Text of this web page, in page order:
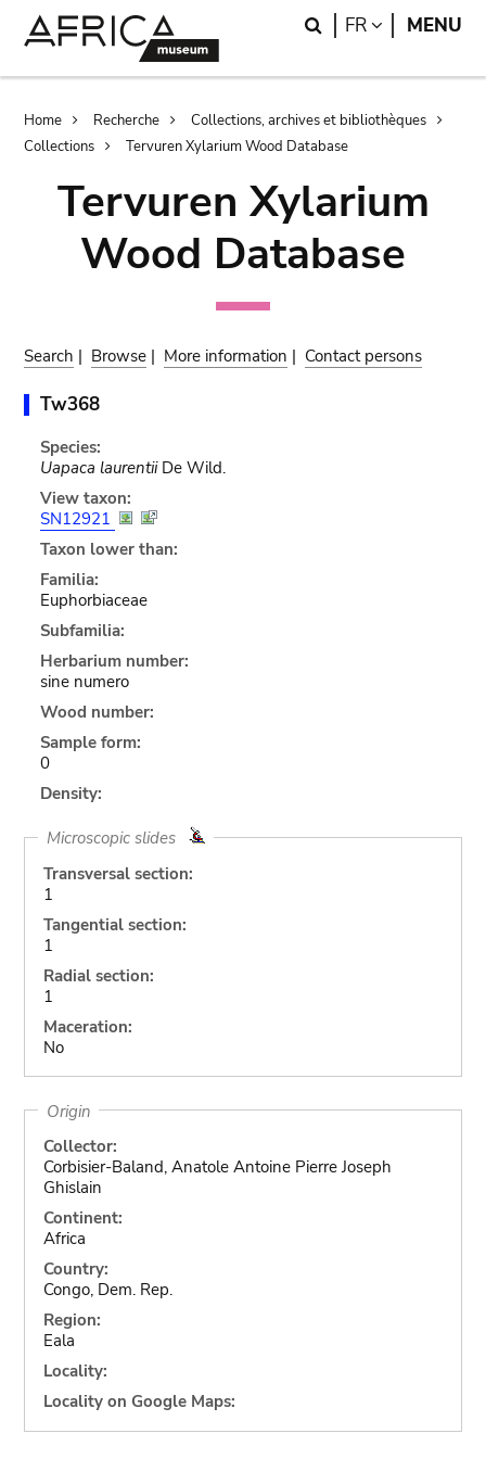
Search
FR LANGUAGE
MENU
Breadcrumb
Home Recherche
Collections, archives et bibliothèques
Collections
Tervuren Xylarium Wood Database
Tervuren Xylarium
Wood Database
Search | Browse | More information | Contact persons
Tw368
Species:
Uapaca laurentiiDe Wild.
View taxon:
SN12921
Taxon lower than:
Familia:
Euphorbiaceae
Subfamilia:
Herbarium number:
sine numero
Wood number:
Sample form:
0
Density:
Microscopic slides
Transversal section:
1
Tangential section:
1
Radial section:
1
Maceration:
No
Origin
Collector:
Corbisier-Baland, Anatole Antoine Pierre Joseph
Ghislain
Continent:
Africa
Country:
Congo, Dem. Rep.
Region:
Eala
Locality:
Locality on Google Maps: